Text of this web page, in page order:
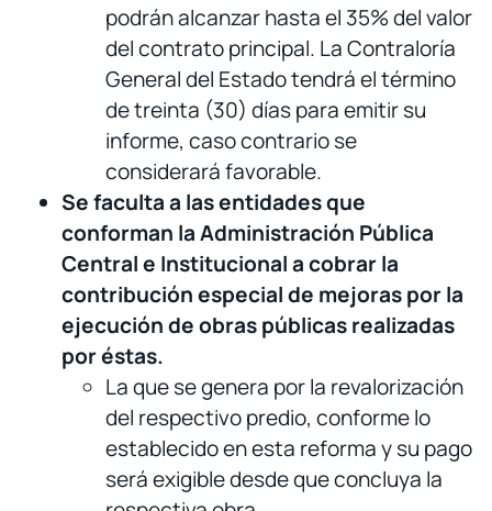
podrán alcanzar hasta el 35% del valor
del contrato principal. La Contraloría
General del Estado tendrá el término
de treinta (30) días para emitir su
informe, caso contrario se
considerará favorable.
Se faculta a las entidades que
conforman la Administración Pública
Central e Institucional a cobrar la
contribución especial de mejoras por la
ejecución de obras públicas realizadas
por éstas.
La que se genera por la revalorización
del respectivo predio, conforme lo
establecido en esta reforma y su pago
será exigible desde que concluya la